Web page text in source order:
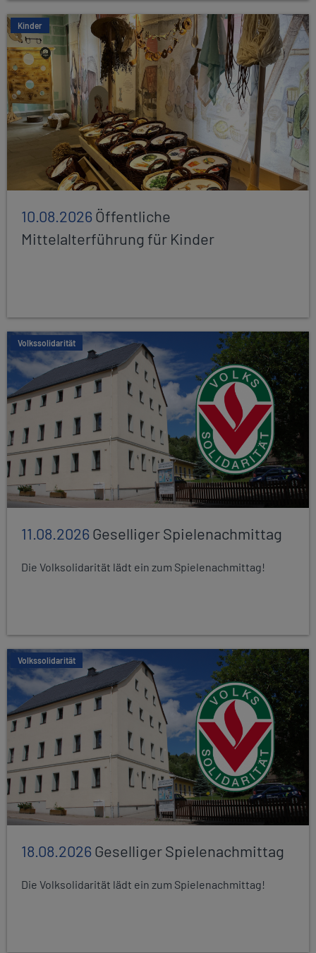
Kinder
10.08.2026Öffentliche
Mittelalterführung für Kinder
Volkssolidarität
11.08.2026Geselliger Spielenachmittag
Die Volksolidarität lädt ein zum Spielenachmittag!
Volkssolidarität
18.08.2026Geselliger Spielenachmittag
Die Volksolidarität lädt ein zum Spielenachmittag!